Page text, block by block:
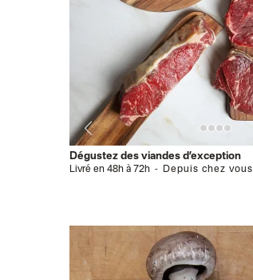
Dégustez des viandes d’exception
Livré en 48h à 72h Depuis chez vous